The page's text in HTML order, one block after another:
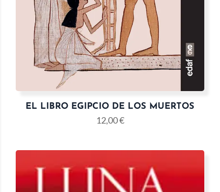
EL LIBRO EGIPCIO DE LOS MUERTOS
12,00€